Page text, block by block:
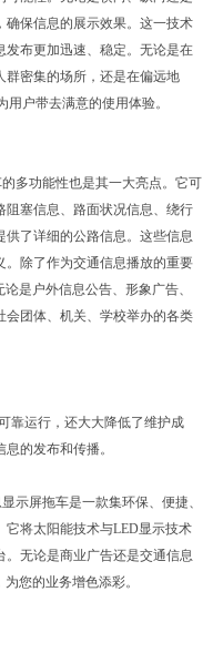
确保信息的展示效果。这一技术
发布更加迅速、稳定。无论是在
群密集的场所，还是在偏远地
用户带去满意的使用体验。
多功能性也是其一大亮点。它可
阻塞信息、路面状况信息、绕行
了详细的公路信息。这些信息
。除了作为交通信息播放的重要
论是户外信息公告、形象广告、
会团体、机关、学校举办的各类
靠运行，还大大降低了维护成
的发布和传播。
示屏拖车是一款集环保、便捷
它将太阳能技术与LED显示技术
无论是商业广告还是交通信息
您的业务增色添彩。